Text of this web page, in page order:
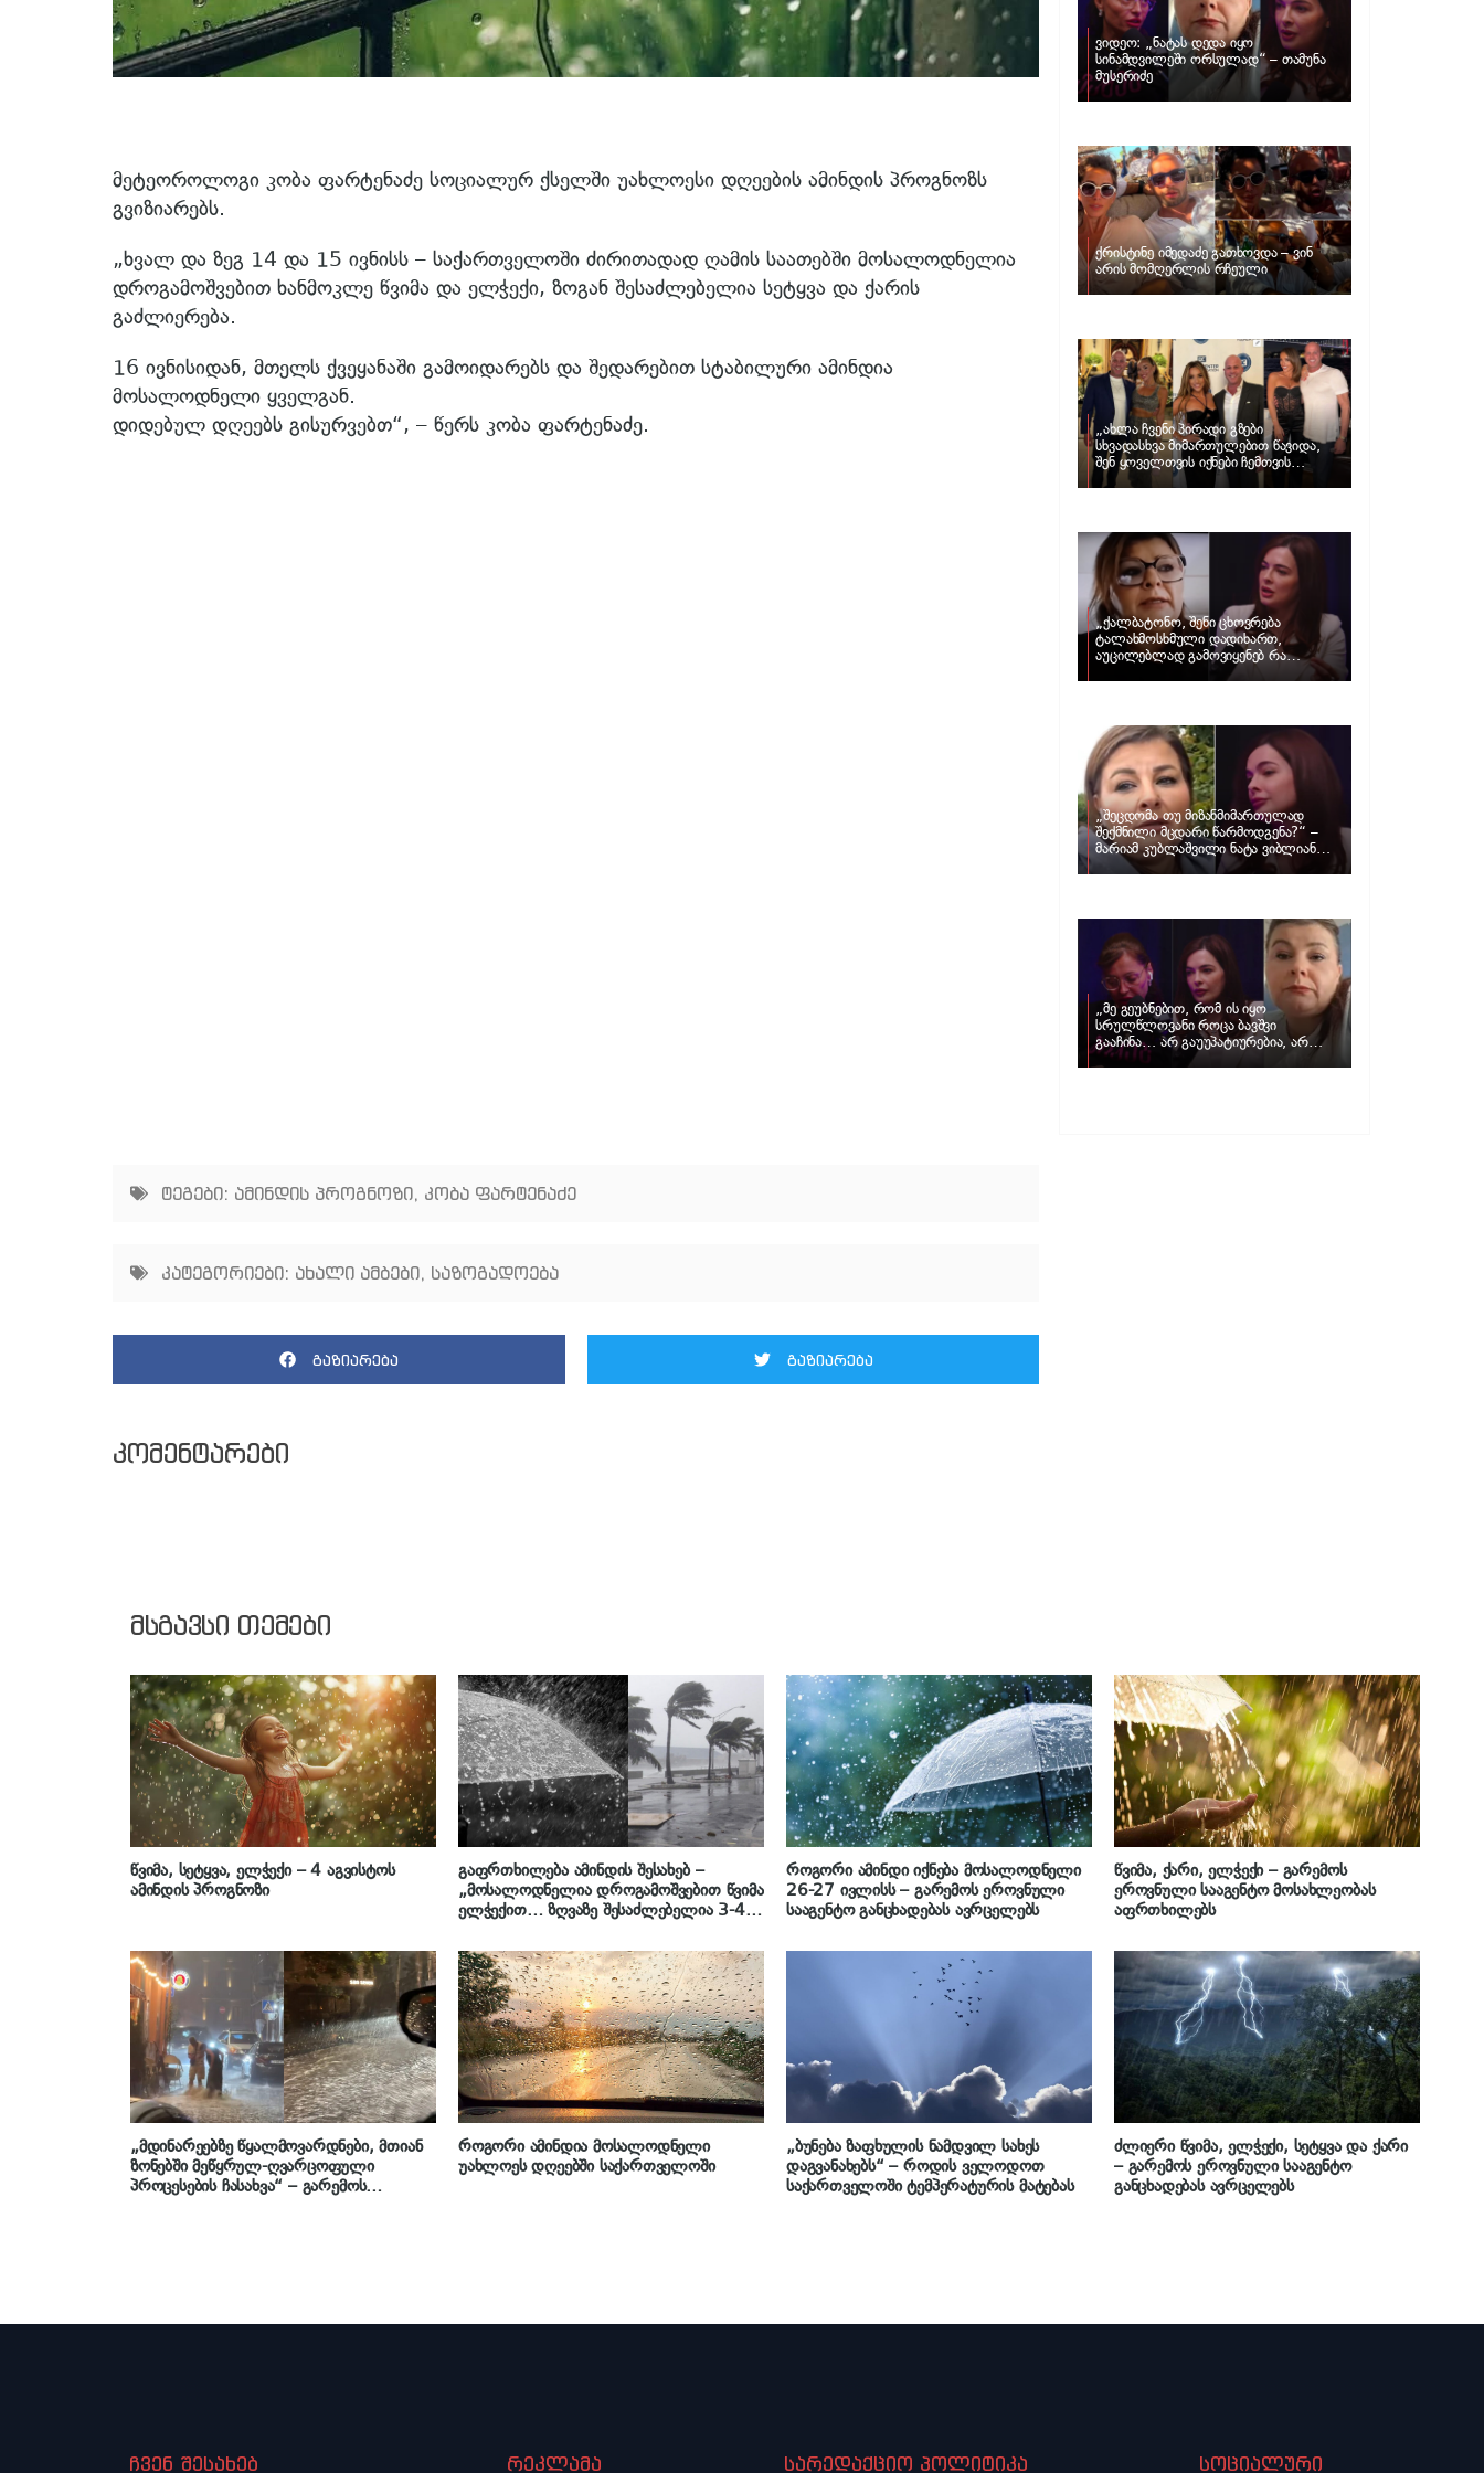
მეტეოროლოგი კობა ფარტენაძე სოციალურ ქსელში უახლოესი დღეების ამინდის პროგნოზს
გვიზიარებს.
„ხვალ და ზეგ 14 და 15 ივნისს – საქართველოში ძირითადად ღამის საათებში მოსალოდნელია
დროგამოშვებით ხანმოკლე წვიმა და ელჭექი, ზოგან შესაძლებელია სეტყვა და ქარის
გაძლიერება.
16 ივნისიდან, მთელს ქვეყანაში გამოიდარებს და შედარებით სტაბილური ამინდია
მოსალოდნელი ყველგან.
დიდებულ დღეებს გისურვებთ“, – წერს კობა ფარტენაძე.
ტეგები: ამინდის პროგნოზი, კობა ფარტენაძე
კატეგორიები: ახალი ამბები, საზოგადოება
გაზიარება გაზიარება
კომენტარები
ვიდეო: „ნატას დედა იყო
სინამდვილეში ორსულად“ – თამუნა
მუსერიძე
ქრისტინე იმედაძე გათხოვდა – ვინ
არის მომღერლის რჩეული
„ახლა ჩვენი პირადი გზები
სხვადასხვა მიმართულებით წავიდა,
შენ ყოველთვის იქნები ჩემთვის
შთაგონების წყარო“ – ნუცა ბუზალაძე
„ქალბატონო, შენი ცხოვრება
ტალახმოსხმული დადიხართ,
აუცილებლად გამოვიყენებ რა
ინფორმაციაც მაქვს“… – რა
მარიამ კუბლაშვილი
„შეცდომა თუ მიზანმიმართულად
შექმნილი მცდარი წარმოდგენა?“ –
მარიამ კუბლაშვილი ნატა ვიბლიანის
საქმეზე ვიდეომიმართვას ავრცელებს
„მე გეუბნებით, რომ ის იყო
სრულწლოვანი როცა ბავშვი
გააჩინა… არ გაუუპატიურებია, არ
უძალადია და მსგავსი რამ არ
მსგავსი თემები
წვიმა, სეტყვა, ელჭექი – 4 აგვისტოს
ამინდის პროგნოზი
გაფრთხილება ამინდის შესახებ –
„მოსალოდნელია დროგამოშვებით წვიმა
ელჭექით… ზღვაზე შესაძლებელია 3-4
როგორი ამინდი იქნება მოსალოდნელი
26-27 ივლისს – გარემოს ეროვნული
სააგენტო განცხადებას ავრცელებს
წვიმა, ქარი, ელჭექი – გარემოს
ეროვნული სააგენტო მოსახლეობას
აფრთხილებს
„მდინარეებზე წყალმოვარდნები, მთიან
ზონებში მეწყრულ-ღვარცოფული
პროცესების ჩასახვა“ – გარემოს
როგორი ამინდია მოსალოდნელი
უახლოეს დღეებში საქართველოში
„ბუნება ზაფხულის ნამდვილ სახეს
დაგვანახებს“ – როდის ველოდოთ
საქართველოში ტემპერატურის მატებას
ძლიერი წვიმა, ელჭექი, სეტყვა და ქარი
– გარემოს ეროვნული სააგენტო
განცხადებას ავრცელებს
ჩვენ შესახებ რეკლამა სარედაქციო პოლიტიკა სოციალური